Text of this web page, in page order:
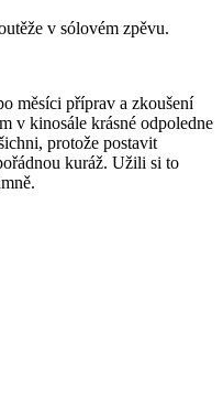
v sólovém zpěvu.
měsíci příprav a zkoušení
v kinosále krásné odpoledne
protože postavit
kuráž. Užili si to